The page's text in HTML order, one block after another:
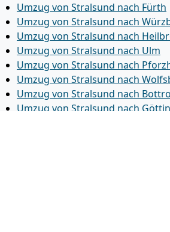
Umzug von Stralsund nach Fürth
Umzug von Stralsund nach
Umzug von Stralsund nach
Umzug von Stralsund nach Ulm
Umzug von Stralsund nach
Umzug von Stralsund nach
Umzug von Stralsund nach
Umzug von Stralsund nach